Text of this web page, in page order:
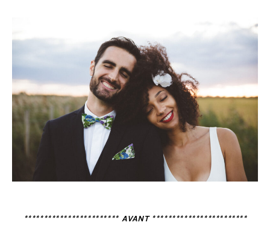
************************ AVANT ************************